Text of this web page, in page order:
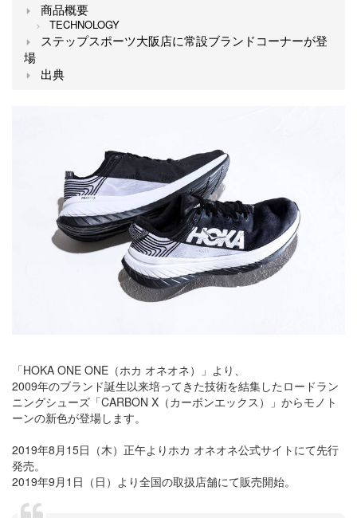
商品概要
TECHNOLOGY
ステップスポーツ大阪店に常設ブランドコーナーが登
場
出典
「HOKA ONE ONE（ホカ オネオネ）」より、
2009年のブランド誕生以来培ってきた技術を結集したロードラン
ニングシューズ「CARBON X（カーボンエックス）」からモノト
ーンの新色が登場します。
2019年8月15日（木）正午よりホカ オネオネ公式サイトにて先行
発売。
2019年9月1日（日）より全国の取扱店舗にて販売開始。